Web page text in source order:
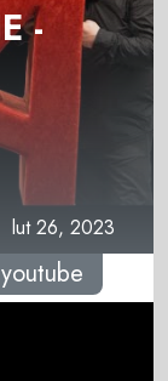
-
lut 26, 2023
youtube